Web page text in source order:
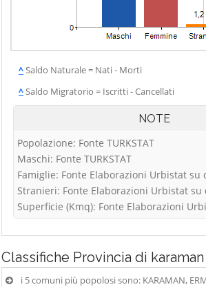
^Saldo Naturale = Nati - Morti
^Saldo Migratorio = Iscritti - Cancellati
NOTE
Popolazione: Fonte TURKSTAT
Maschi: Fonte TURKSTAT
Famiglie: Fonte Elaborazioni Urbistat su
Stranieri: Fonte Elaborazioni Urbistat su
Superficie (Kmq): Fonte Elaborazioni
Classifiche Provincia di karaman
i 5 comuni più popolosi sono: KARAMAN,